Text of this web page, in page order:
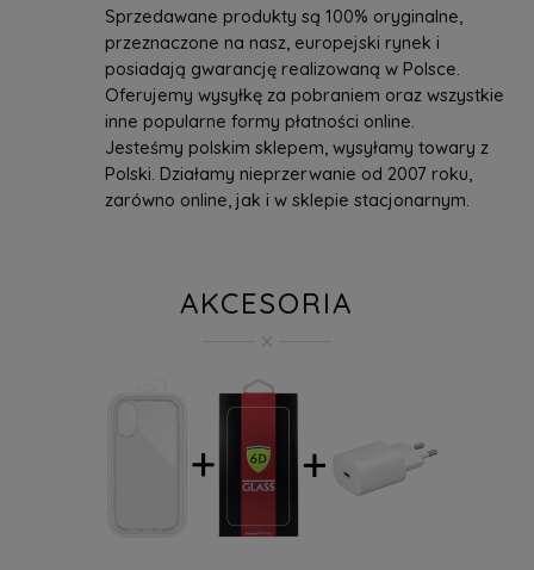
Sprzedawane produkty są 100% oryginalne,
przeznaczone na nasz, europejski rynek i
posiadają gwarancję realizowaną w Polsce.
Oferujemy wysyłkę za pobraniem oraz wszystkie
inne popularne formy płatności online.
Jesteśmy polskim sklepem, wysyłamy towary z
Polski. Działamy nieprzerwanie od 2007 roku,
zarówno online, jak i w sklepie stacjonarnym.
AKCESORIA